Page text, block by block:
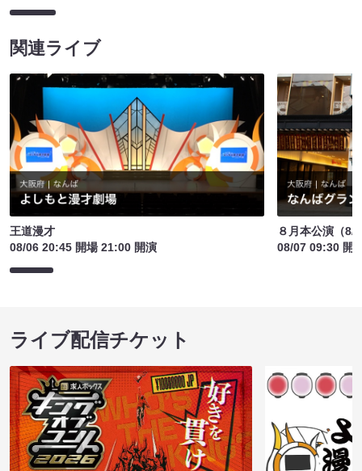
関連ライブ
王道漫才
08/06 20:45 開場 21:00 開演
８月本公演（8/
08/07 09:30 開
ライブ配信チケット